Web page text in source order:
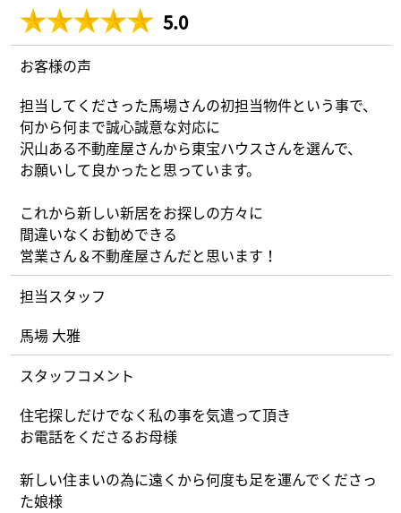
What’s MIRAKARE
スペシャルムービーを見る
5.0
お客様の声
担当してくださった馬場さんの初担当物件という事で、
何から何まで誠心誠意な対応に
沢山ある不動産屋さんから東宝ハウスさんを選んで、
お願いして良かったと思っています。
これから新しい新居をお探しの方々に
間違いなくお勧めできる
営業さん＆不動産屋さんだと思います！
担当スタッフ
馬場 大雅
スタッフコメント
住宅探しだけでなく私の事を気遣って頂き
お電話をくださるお母様
新しい住まいの為に遠くから何度も足を運んでくださっ
た娘様